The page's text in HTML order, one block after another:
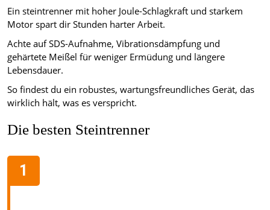
Ein steintrenner mit hoher Joule-Schlagkraft und starkem
Motor spart dir Stunden harter Arbeit.
Achte auf SDS-Aufnahme, Vibrationsdämpfung und
gehärtete Meißel für weniger Ermüdung und längere
Lebensdauer.
So findest du ein robustes, wartungsfreundliches Gerät, das
wirklich hält, was es verspricht.
Die besten Steintrenner